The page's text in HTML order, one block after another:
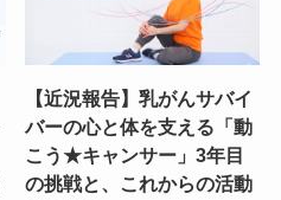
【近況報告】乳がんサバイ
バーの心と体を支える「動
こう★キャンサー」3年目
の挑戦と、これからの活動